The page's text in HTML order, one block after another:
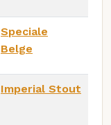
Speciale
Belge
Imperial Stout